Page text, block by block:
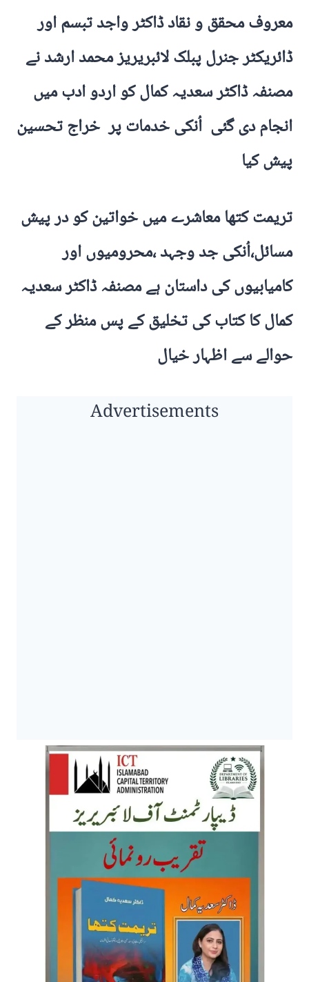
معروف محقق و نقاد ڈاکٹر واجد تبسم اور
ڈائریکٹر جنرل پبلک لائبریریز محمد ارشد نے
مصنفہ ڈاکٹر سعدیہ کمال کو اردو ادب میں
انجام دی گئی اُنکی خدمات پر خراج تحسین
پیش کیا
تریمت کتھا معاشرے میں خواتین کو در پیش
مسائل،اُنکی جد وجہد ،محرومیوں اور
کامیابیوں کی داستان ہے مصنفہ ڈاکٹر سعدیہ
کمال کا کتاب کی تخلیق کے پس منظر کے
حوالے سے اظہار خیال
Advertisements